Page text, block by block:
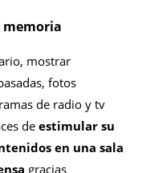
memoria
mostrar
fotos
de radio y tv
de estimular su
en una sala
gracias